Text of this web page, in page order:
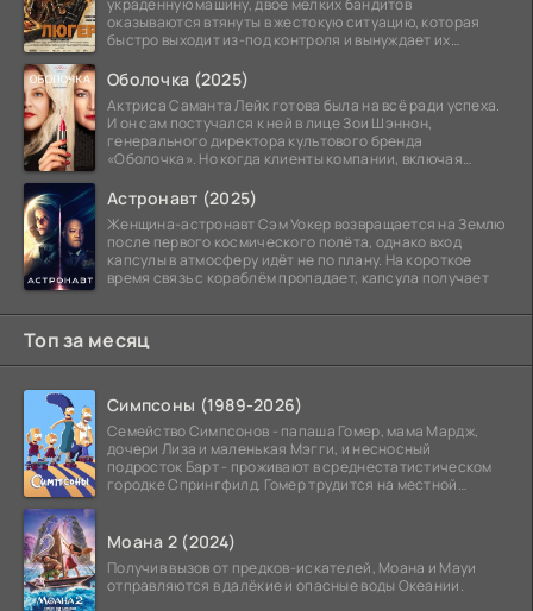
оказываются втянуты в жестокую ситуацию, которая
быстро выходит из-под контроля и вынуждает их
Оболочка (2025)
Актриса Саманта Лейк готова была на всё ради успеха.
И он сам постучался к ней в лице Зои Шэннон,
генерального директора культового бренда
«Оболочка». Но когда клиенты компании, включая
Астронавт (2025)
Женщина-астронавт Сэм Уокер возвращается на Землю
после первого космического полёта, однако вход
капсулы в атмосферу идёт не по плану. На короткое
время связь с кораблём пропадает, капсула получает
Топ за месяц
Симпсоны (1989-2026)
Семейство Симпсонов - папаша Гомер, мама Мардж,
дочери Лиза и маленькая Мэгги, и несносный
подросток Барт - проживают в среднестатистическом
городке Спрингфилд. Гомер трудится на местной
Моана 2 (2024)
Получив вызов от предков-искателей, Моана и Мауи
отправляются в далёкие и опасные воды Океании.